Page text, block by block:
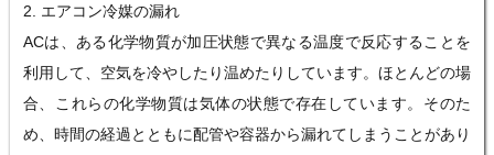
2. エアコン冷媒の漏れ
ACは、ある化学物質が加圧状態で異なる温度で反応することを
利用して、空気を冷やしたり温めたりしています。ほとんどの場
合、これらの化学物質は気体の状態で存在しています。そのた
め、時間の経過とともに配管や容器から漏れてしまうことがあり